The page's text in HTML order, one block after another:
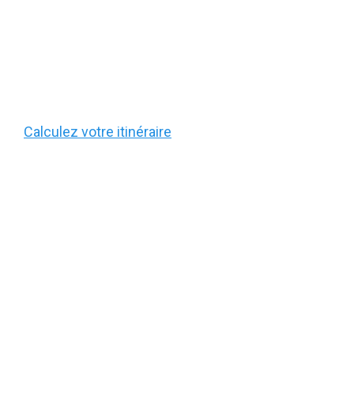
Calculez votre itinéraire